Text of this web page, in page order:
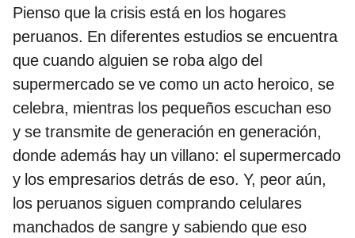
Pienso que la crisis está en los hogares
peruanos. En diferentes estudios se encuentra
que cuando alguien se roba algo del
supermercado se ve como un acto heroico, se
celebra, mientras los pequeños escuchan eso
y se transmite de generación en generación,
donde además hay un villano: el supermercado
y los empresarios detrás de eso. Y, peor aún,
los peruanos siguen comprando celulares
manchados de sangre y sabiendo que eso